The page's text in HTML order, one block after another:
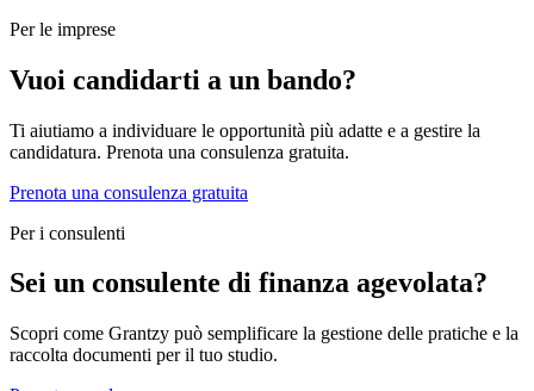
Per le imprese
Vuoi candidarti a un bando?
Ti aiutiamo a individuare le opportunità più adatte e a gestire la
candidatura. Prenota una consulenza gratuita.
Prenota una consulenza gratuita
Per i consulenti
Sei un consulente di finanza agevolata?
Scopri come Grantzy può semplificare la gestione delle pratiche e la
raccolta documenti per il tuo studio.